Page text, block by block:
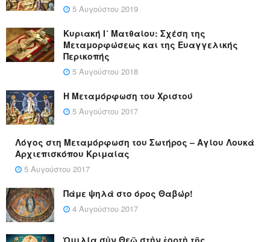
5 Αυγούστου 2019
Κυριακή Ι´ Ματθαίου: Σχέση της
Μεταμορφώσεως και της Ευαγγελικής
Περικοπής
5 Αυγούστου 2018
Η Μεταμόρφωση του Χριστού
5 Αυγούστου 2017
Λόγος στη Μεταμόρφωση του Σωτήρος – Αγίου Λουκά
Αρχιεπισκόπου Κριμαίας
5 Αυγούστου 2017
Πάμε ψηλά στο όρος Θαβώρ!
4 Αυγούστου 2017